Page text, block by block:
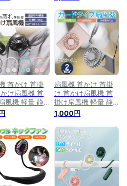
ン 首掛け扇風
音 卓上 ハンデ
掛け扇風機 ポ
ル 3段階風量
ニ 首掛けフ
ーラー usb充
中症対策 プ
ト 自宅 オフ
卓上両用 スタンド機
能 usb充電式 ハンデ
ィ扇風機 小型 静音
ミニ扇風機 首掛けフ
ァン ネックファン
ポータブルファン ハ
ンズフリー扇風機 ネ
ッククーラー 会社
学校 子供 熱中症対
策 3段階風量
首かけ 首掛
け扇風機 首
風機 軽量 静
ドホン型扇風
クファン ポ
ル ポータブル
ハンズフリー
ィ 手持ち扇風
年 ミニ扇風
ち運び 充電式
小型 ハンディ
扇風機 首かけ 首掛
け 首かけ扇風機 首
掛け扇風機 軽量 静
音 携帯 卓上扇風機
ネックファン ポータ
ブル ポータブルファ
ン ハンディファン
ハンズフリー ハンデ
ィ usb コードレス
充電式 小型 カメラ
型 2022年 手持ち扇
風機
1,000円